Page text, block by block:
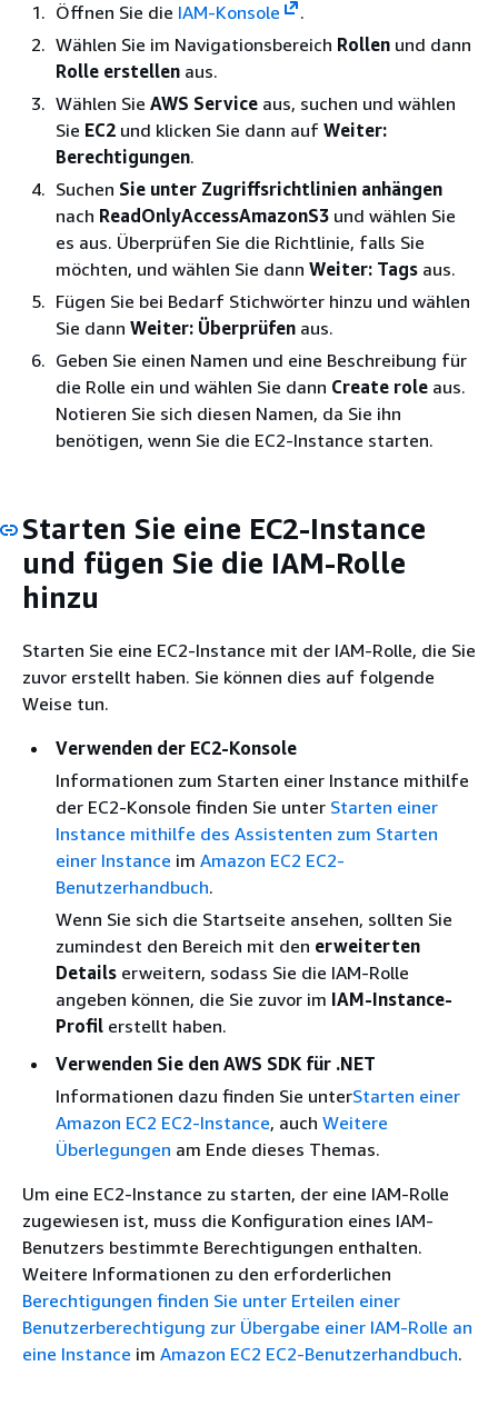
Öffnen Sie die IAM-Konsole
.
Wählen Sie im Navigationsbereich Rollen und dann
Rolle erstellen aus.
Wählen Sie AWS Service aus, suchen und wählen
Sie EC2 und klicken Sie dann auf Weiter:
Berechtigungen.
Suchen Sie unter Zugriffsrichtlinien anhängen
nach ReadOnlyAccessAmazonS3 und wählen Sie
es aus. Überprüfen Sie die Richtlinie, falls Sie
möchten, und wählen Sie dann Weiter: Tags aus.
Fügen Sie bei Bedarf Stichwörter hinzu und wählen
Sie dann Weiter: Überprüfen aus.
Geben Sie einen Namen und eine Beschreibung für
die Rolle ein und wählen Sie dann Create role aus.
Notieren Sie sich diesen Namen, da Sie ihn
benötigen, wenn Sie die EC2-Instance starten.
Starten Sie eine EC2-Instance
und fügen Sie die IAM-Rolle
hinzu
Starten Sie eine EC2-Instance mit der IAM-Rolle, die Sie
zuvor erstellt haben. Sie können dies auf folgende
Weise tun.
Verwenden der EC2-Konsole
Informationen zum Starten einer Instance mithilfe
der EC2-Konsole finden Sie unter Starten einer
Instance mithilfe des Assistenten zum Starten
einer Instance im Amazon EC2 EC2-
Benutzerhandbuch.
Wenn Sie sich die Startseite ansehen, sollten Sie
zumindest den Bereich mit den erweiterten
Details erweitern, sodass Sie die IAM-Rolle
angeben können, die Sie zuvor im IAM-Instance-
Profil erstellt haben.
Verwenden Sie den AWS SDK für .NET
Informationen dazu finden Sie unterStarten einer
Amazon EC2 EC2-Instance, auch Weitere
Überlegungen am Ende dieses Themas.
Um eine EC2-Instance zu starten, der eine IAM-Rolle
zugewiesen ist, muss die Konfiguration eines IAM-
Benutzers bestimmte Berechtigungen enthalten.
Weitere Informationen zu den erforderlichen
Berechtigungen finden Sie unter Erteilen einer
Benutzerberechtigung zur Übergabe einer IAM-Rolle an
eine Instance im Amazon EC2 EC2-Benutzerhandbuch.